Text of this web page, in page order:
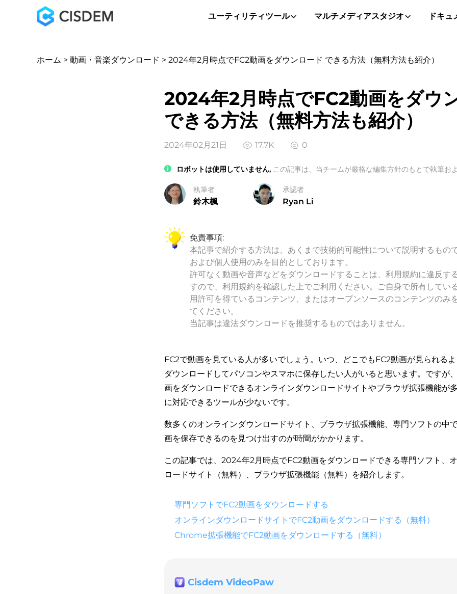
ユーティリティツール マルチメディアスタジオ ドキュ
ホーム > 動画・音楽ダウンロード > 2024年2月時点でFC2動画をダウンロード できる方法（無料方法も紹介）
2024年2月時点でFC2動画をダウ
できる方法（無料方法も紹介）
2024年02月21日 17.7K 0
ロボットは使用していません,この記事は、当チームが厳格な編集方針のもとで執筆お
執筆者
鈴木楓
承認者
Ryan Li
免責事項:
本記事で紹介する方法は、あくまで技術的可能性について説明するもの
および個人使用のみを目的としております。
許可なく動画や音声などをダウンロードすることは、利用規約に違反す
すので、利用規約を確認した上でご利用ください。ご自身で所有してい
用許可を得ているコンテンツ、またはオープンソースのコンテンツのみ
てください。
当記事は違法ダウンロードを推奨するものではありません。
FC2で動画を見ている人が多いでしょう。いつ、どこでもFC2動画が見られる
ダウンロードしてパソコンやスマホに保存したい人がいると思います。ですが
画をダウンロードできるオンラインダウンロードサイトやブラウザ拡張機能が
に対応できるツールが少ないです。
数多くのオンラインダウンロードサイト、ブラウザ拡張機能、専門ソフトの中
画を保存できるのを見つけ出すのが時間がかかります。
この記事では、2024年2月時点でFC2動画をダウンロードできる専門ソフト、
ロードサイト（無料）、ブラウザ拡張機能（無料）を紹介します。
専門ソフトでFC2動画をダウンロードする
オンラインダウンロードサイトでFC2動画をダウンロードする（無料）
Chrome拡張機能でFC2動画をダウンロードする（無料）
Cisdem VideoPaw